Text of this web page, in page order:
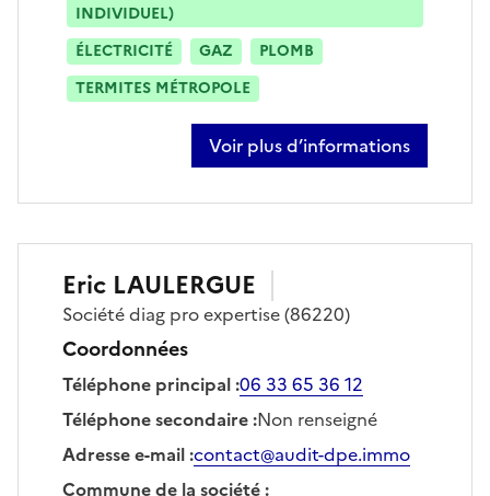
INDIVIDUEL)
ÉLECTRICITÉ
GAZ
PLOMB
TERMITES MÉTROPOLE
Voir plus d’informations
sur jean-charles gouyette
Eric LAULERGUE
Sociétédiag pro expertise(86220)
Coordonnées
Téléphone principal:06 33 65 36 12
Téléphone secondaire:Non renseigné
Adresse e-mail:contact@audit-dpe.immo
Commune de la société: